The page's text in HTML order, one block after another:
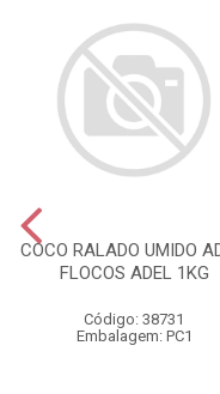
COCO RALADO UMIDO
FLOCOS ADEL 1KG
Código: 38731
Embalagem: PC1